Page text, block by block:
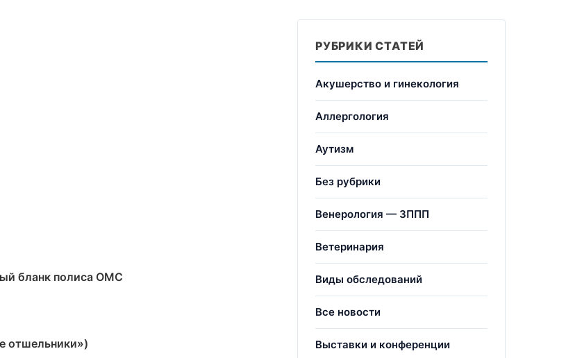
бланк полиса ОМС
отшельники»)
РУБРИКИ СТАТЕЙ
Акушерство и гинекология
Аллергология
Аутизм
Без рубрики
Венерология — ЗППП
Ветеринария
Виды обследований
Все новости
Выставки и конференции